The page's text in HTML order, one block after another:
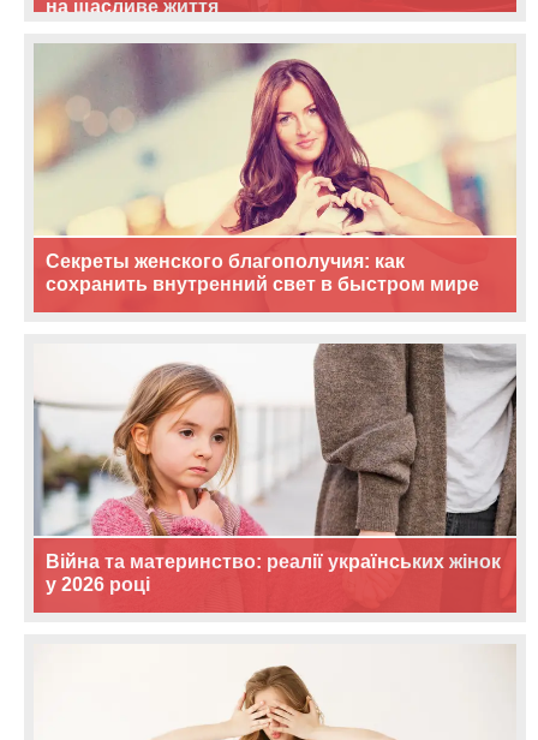
на щасливе життя
Секреты женского благополучия: как
сохранить внутренний свет в быстром мире
Війна та материнство: реалії українських жінок
у 2026 році